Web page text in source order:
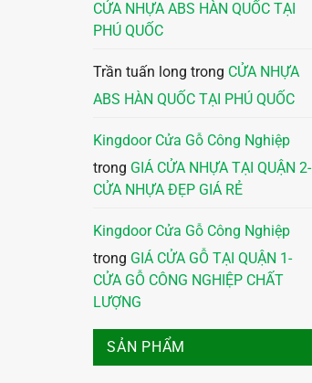
CỬA NHỰA ABS HÀN QUỐC TẠI
PHÚ QUỐC
Trần tuấn long trong CỬA NHỰA
ABS HÀN QUỐC TẠI PHÚ QUỐC
Kingdoor Cửa Gỗ Công Nghiệp
trong GIÁ CỬA NHỰA TẠI QUẬN 2-
CỬA NHỰA ĐẸP GIÁ RẺ
Kingdoor Cửa Gỗ Công Nghiệp
trong GIÁ CỬA GỖ TẠI QUẬN 1-
CỬA GỖ CÔNG NGHIỆP CHẤT
LƯỢNG
SẢN PHẨM